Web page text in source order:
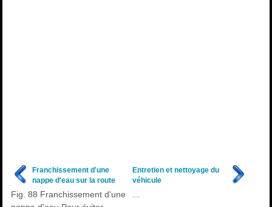
Franchissement d'une
nappe d'eau sur la route
Fig. 88 Franchissement d'une
Entretien et nettoyage du
véhicule